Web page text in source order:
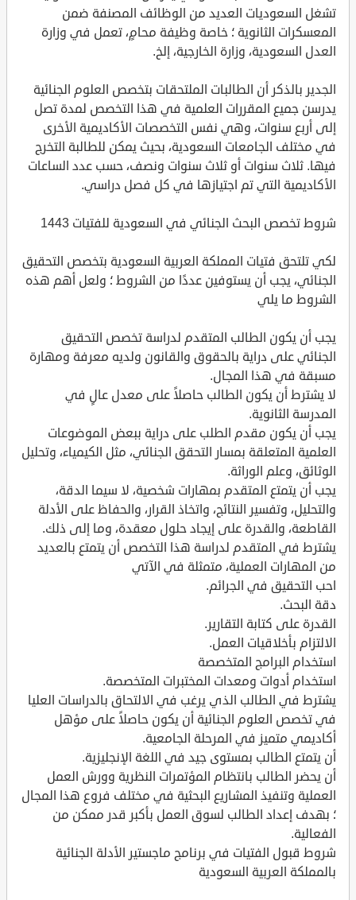
تشغل السعوديات العديد من الوظائف المصنفة ضمن
المعسكرات الثانوية ؛ خاصة وظيفة محامٍ، تعمل في وزارة
العدل السعودية، وزارة الخارجية، إلخ.
الجدير بالذكر أن الطالبات الملتحقات بتخصص العلوم الجنائية
يدرسن جميع المقررات العلمية في هذا التخصص لمدة تصل
إلى أربع سنوات، وهي نفس التخصصات الأكاديمية الأخرى
في مختلف الجامعات السعودية، بحيث يمكن للطالبة التخرج
فيها. ثلاث سنوات أو ثلاث سنوات ونصف، حسب عدد الساعات
الأكاديمية التي تم اجتيازها في كل فصل دراسي.
شروط تخصص البحث الجنائي في السعودية للفتيات 1443
لكي تلتحق فتيات المملكة العربية السعودية بتخصص التحقيق
الجنائي، يجب أن يستوفين عددًا من الشروط ؛ ولعل أهم هذه
الشروط ما يلي
يجب أن يكون الطالب المتقدم لدراسة تخصص التحقيق
الجنائي على دراية بالحقوق والقانون ولديه معرفة ومهارة
مسبقة في هذا المجال.
لا يشترط أن يكون الطالب حاصلاً على معدل عالٍ في
المدرسة الثانوية.
يجب أن يكون مقدم الطلب على دراية ببعض الموضوعات
العلمية المتعلقة بمسار التحقق الجنائي، مثل الكيمياء، وتحليل
الوثائق، وعلم الوراثة.
يجب أن يتمتع المتقدم بمهارات شخصية، لا سيما الدقة،
والتحليل، وتفسير النتائج، واتخاذ القرار، والحفاظ على الأدلة
القاطعة، والقدرة على إيجاد حلول معقدة، وما إلى ذلك.
يشترط في المتقدم لدراسة هذا التخصص أن يتمتع بالعديد
من المهارات العملية، متمثلة في الآتي
احب التحقيق في الجرائم.
دقة البحث.
القدرة على كتابة التقارير.
الالتزام بأخلاقيات العمل.
استخدام البرامج المتخصصة
استخدام أدوات ومعدات المختبرات المتخصصة.
يشترط في الطالب الذي يرغب في الالتحاق بالدراسات العليا
في تخصص العلوم الجنائية أن يكون حاصلاً على مؤهل
أكاديمي متميز في المرحلة الجامعية.
أن يتمتع الطالب بمستوى جيد في اللغة الإنجليزية.
أن يحضر الطالب بانتظام المؤتمرات النظرية وورش العمل
العملية وتنفيذ المشاريع البحثية في مختلف فروع هذا المجال
؛ بهدف إعداد الطالب لسوق العمل بأكبر قدر ممكن من
الفعالية.
شروط قبول الفتيات في برنامج ماجستير الأدلة الجنائية
بالمملكة العربية السعودية